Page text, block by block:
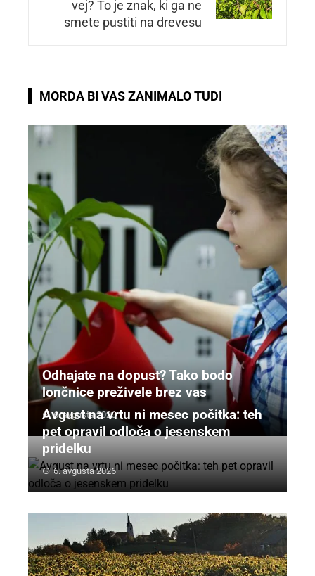
vej? To je znak, ki ga ne
smete pustiti na drevesu
MORDA BI VAS ZANIMALO TUDI
Odhajate na dopust? Tako bodo
lončnice preživele brez vas
6. avgusta 2026
Avgust na vrtu ni mesec počitka: teh
pet opravil odloča o jesenskem
pridelku
6. avgusta 2026